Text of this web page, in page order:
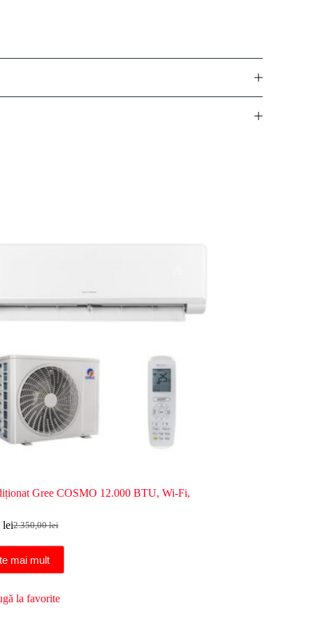
Gree COSMO 12.000 BTU, Wi-Fi,
2.350,00lei
Prețul
inițial
a
leiPrețul
curent
este:
mai mult
la favorite